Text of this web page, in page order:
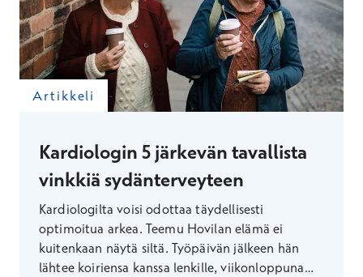
Artikkeli
Kardiologin 5 järkevän tavallista
vinkkiä sydänterveyteen
Kardiologilta voisi odottaa täydellisesti
optimoitua arkea. Teemu Hovilan elämä ei
kuitenkaan näytä siltä. Työpäivän jälkeen hän
lähtee koiriensa kanssa lenkille, viikonloppuna